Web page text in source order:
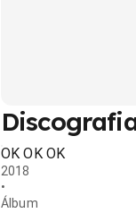
OK OK OK
2018
•
Álbum